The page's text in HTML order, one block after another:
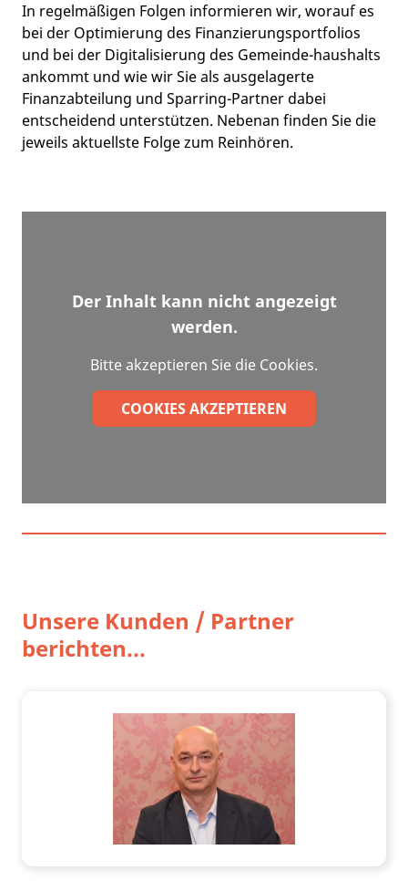
In regelmäßigen Folgen informieren wir, worauf es
bei der Optimierung des Finanzierungsportfolios
und bei der Digitalisierung des Gemeinde-haushalts
ankommt und wie wir Sie als ausgelagerte
Finanzabteilung und Sparring-Partner dabei
entscheidend unterstützen. Nebenan finden Sie die
jeweils aktuellste Folge zum Reinhören.
Der Inhalt kann nicht angezeigt
werden.
Bitte akzeptieren Sie die Cookies.
COOKIES AKZEPTIEREN
Unsere Kunden / Partner
berichten...